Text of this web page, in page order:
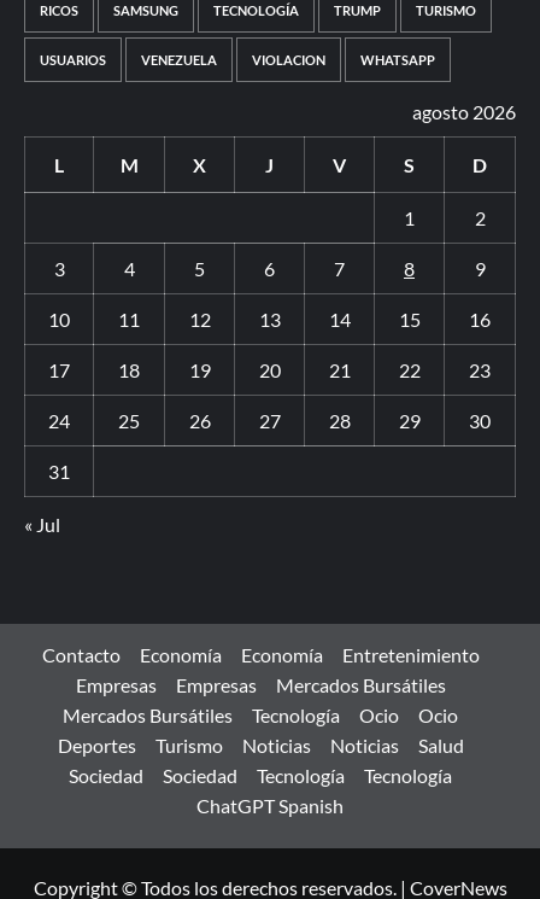
RICOS SAMSUNG TECNOLOGÍA TRUMP TURISMO
USUARIOS VENEZUELA VIOLACION WHATSAPP
agosto 2026
L M X J V S D
1 2
3 4 5 6 7 8 9
10 11 12 13 14 15 16
17 18 19 20 21 22 23
24 25 26 27 28 29 30
31
« Jul
Contacto Economía Economía
Entretenimiento
Empresas
Empresas
Mercados Bursátiles
Mercados Bursátiles
Tecnología Ocio
Ocio
Deportes
Turismo Noticias Noticias
Salud
Sociedad
Sociedad Tecnología
Tecnología
ChatGPT Spanish
Copyright © Todos los derechos reservados. | CoverNews